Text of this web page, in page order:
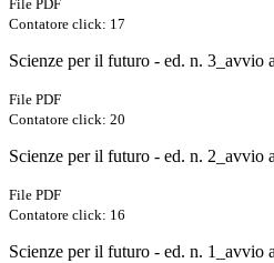
File PDF
Contatore click: 17
Scienze per il futuro - ed. n. 3_avvio
File PDF
Contatore click: 20
Scienze per il futuro - ed. n. 2_avvio
File PDF
Contatore click: 16
Scienze per il futuro - ed. n. 1_avvio